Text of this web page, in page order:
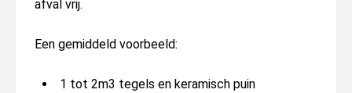
afval vrij.
Een gemiddeld voorbeeld:
1 tot 2m3 tegels en keramisch puin